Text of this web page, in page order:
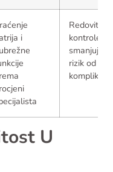
i
Redovite
kontrole
smanjuju
rizik od
U